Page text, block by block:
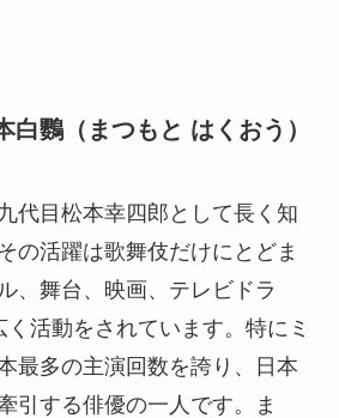
白鸚（まつもと はくおう）
代目松本幸四郎として長く知
の活躍は歌舞伎だけにとどま
、舞台、映画、テレビドラ
活動をされています。特にミ
最多の主演回数を誇り、日本
引する俳優の一人です。ま